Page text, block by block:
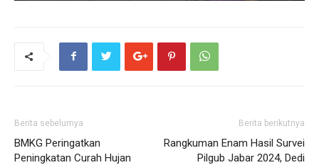
Berita sebelumya
BMKG Peringatkan
Peningkatan Curah Hujan
Berita berikutnya
Rangkuman Enam Hasil Survei
Pilgub Jabar 2024, Dedi